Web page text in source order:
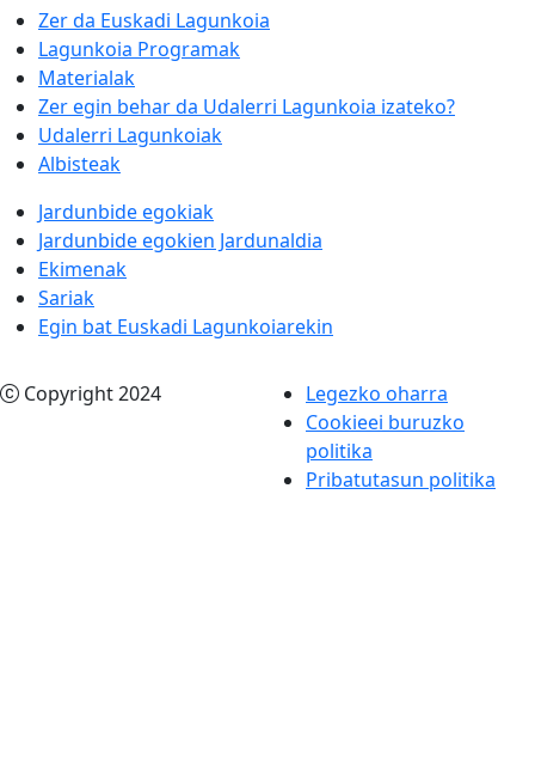
Zer da Euskadi Lagunkoia
Lagunkoia Programak
Materialak
Zer egin behar da Udalerri Lagunkoia izateko?
Udalerri Lagunkoiak
Albisteak
Jardunbide egokiak
Jardunbide egokien Jardunaldia
Ekimenak
Sariak
Egin bat Euskadi Lagunkoiarekin
Copyright 2024
Legezko oharra
Cookieei buruzko
politika
Pribatutasun politika